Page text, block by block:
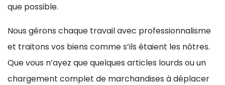
que possible.
Nous gérons chaque travail avec professionnalisme
et traitons vos biens comme s’ils étaient les nôtres.
Que vous n’ayez que quelques articles lourds ou un
chargement complet de marchandises à déplacer